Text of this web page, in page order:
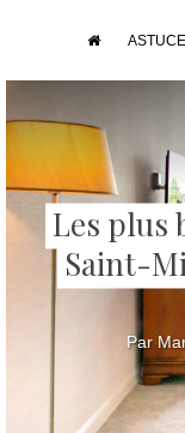
Les plus
Saint-
Par